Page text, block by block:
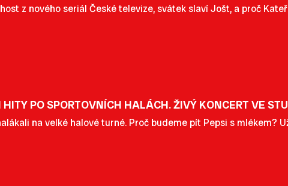
z nového seriál České televize, svátek slaví Jošt, a proč
PO SPORTOVNÍCH HALÁCH. ŽIVÝ KONCERT VE
na velké halové turné. Proč budeme pít Pepsi s mlékem?